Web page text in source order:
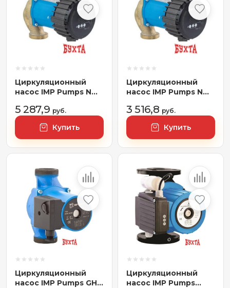
Циркуляционный
насос IMP Pumps NMT
5 287,9 руб.
Купить
Циркуляционный
насос IMP Pumps NMT
3 516,8 руб.
Купить
Циркуляционный
насос IMP Pumps GHN
Циркуляционный
насос IMP Pumps